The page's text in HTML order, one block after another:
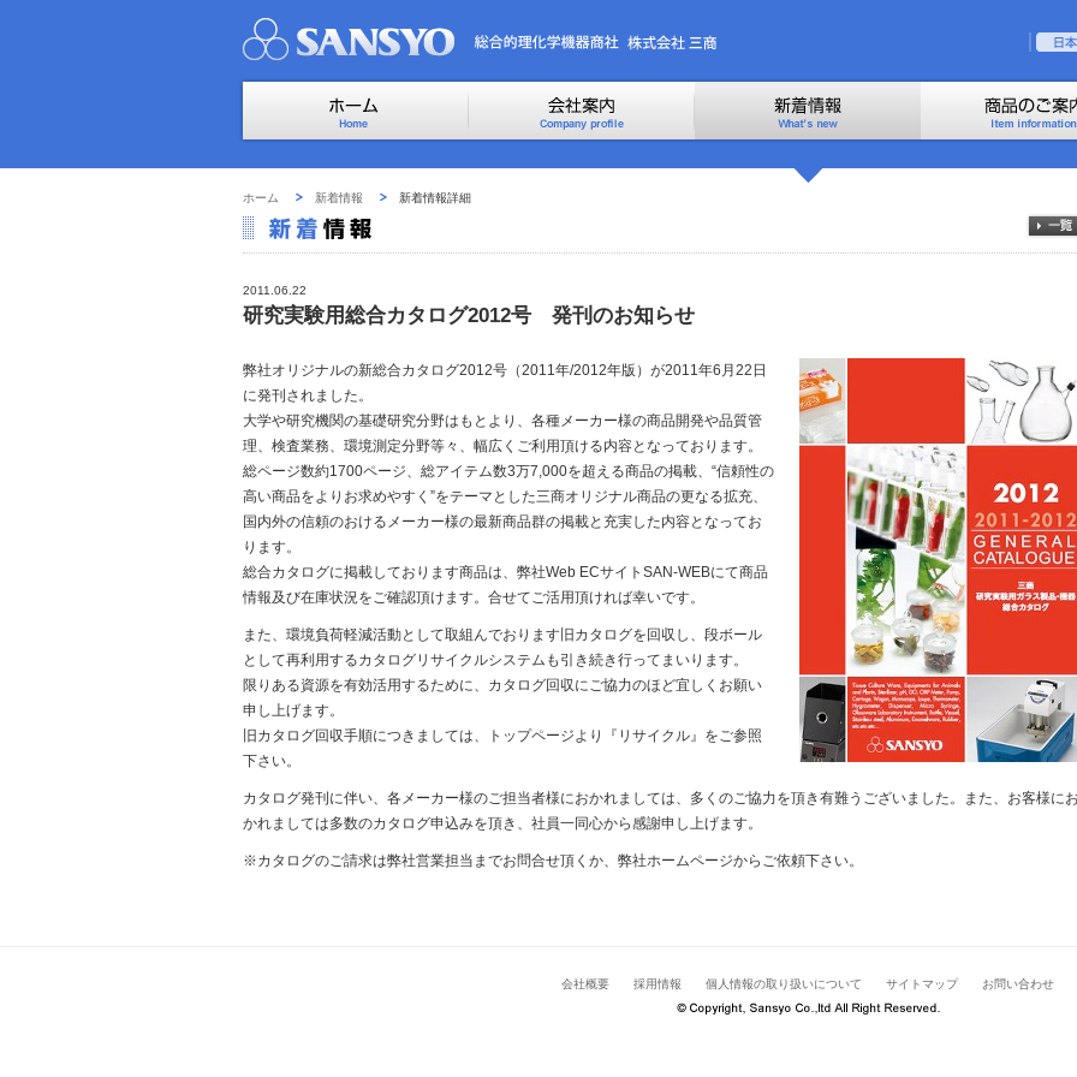
ホーム 新着情報 新着情報詳細
2011.06.22
研究実験用総合カタログ2012号 発刊のお知らせ
弊社オリジナルの新総合カタログ2012号（2011年/2012年版）が2011年6月22日
に発刊されました。
大学や研究機関の基礎研究分野はもとより、各種メーカー様の商品開発や品質管
理、検査業務、環境測定分野等々、幅広くご利用頂ける内容となっております。
総ページ数約1700ページ、総アイテム数3万7,000を超える商品の掲載、“信頼性の
高い商品をよりお求めやすく”をテーマとした三商オリジナル商品の更なる拡充、
国内外の信頼のおけるメーカー様の最新商品群の掲載と充実した内容となってお
ります。
総合カタログに掲載しております商品は、弊社Web ECサイトSAN-WEBにて商品
情報及び在庫状況をご確認頂けます。合せてご活用頂ければ幸いです。
また、環境負荷軽減活動として取組んでおります旧カタログを回収し、段ボール
として再利用するカタログリサイクルシステムも引き続き行ってまいります。
限りある資源を有効活用するために、カタログ回収にご協力のほど宜しくお願い
申し上げます。
旧カタログ回収手順につきましては、トップページより『リサイクル』をご参照
下さい。
カタログ発刊に伴い、各メーカー様のご担当者様におかれましては、多くのご協力を頂き有難うございました。また、お客様に
かれましては多数のカタログ申込みを頂き、社員一同心から感謝申し上げます。
※カタログのご請求は弊社営業担当までお問合せ頂くか、弊社ホームページからご依頼下さい。
会社概要 採用情報 個人情報の取り扱いについて サイトマップ お問い合わせ